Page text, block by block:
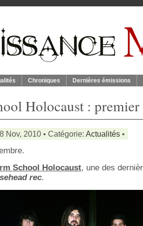
Chroniques Dernières émissions
Holocaust :
Nov, 2010 • Catégorie: Actualités •
School Holocaust, une des
rec.